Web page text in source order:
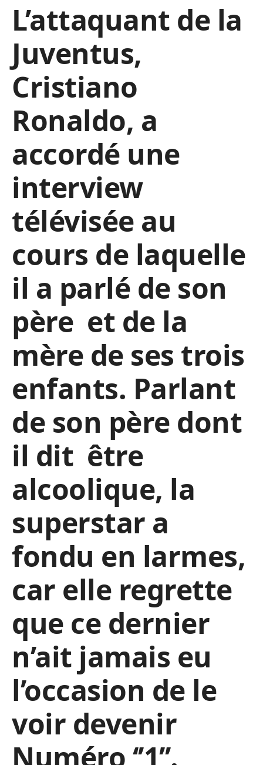
L’attaquant de la
Juventus,
Cristiano
Ronaldo, a
accordé une
interview
télévisée au
cours de laquelle
il a parlé de son
père et de la
mère de ses trois
enfants. Parlant
de son père dont
il dit être
alcoolique, la
superstar a
fondu en larmes,
car elle regrette
que ce dernier
n’ait jamais eu
l’occasion de le
voir devenir
Numéro ‘’1’’.